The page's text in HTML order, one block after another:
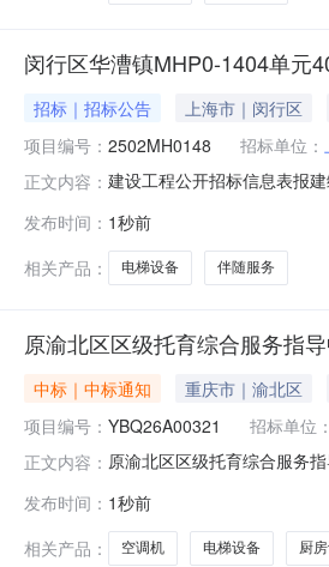
闵行区华漕镇MHP0-1404单元
招标｜招标公告 上海市｜闵行区
项目编号： 2502MH0148 招标单位：
正文内容： 建设工程公开招标信息表报
至：用地红线北至：用地红
发布时间： 1秒前
相关产品：
电梯设备 伴随服务
原渝北区区级托育综合服务指
中标｜中标通知 重庆市｜渝北区
项目编号： YBQ26A00321 招标单位：
正文内容： 原渝北区区级托育综合服务
性谈判二、项目名称：原渝
有限公司供应
发布时间： 1秒前
相关产品：
空调机 电梯设备 厨